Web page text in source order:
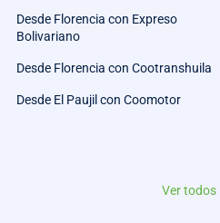
Desde Florencia con Expreso
Bolivariano
Desde Florencia con Cootranshuila
Desde El Paujil con Coomotor
Ver todos